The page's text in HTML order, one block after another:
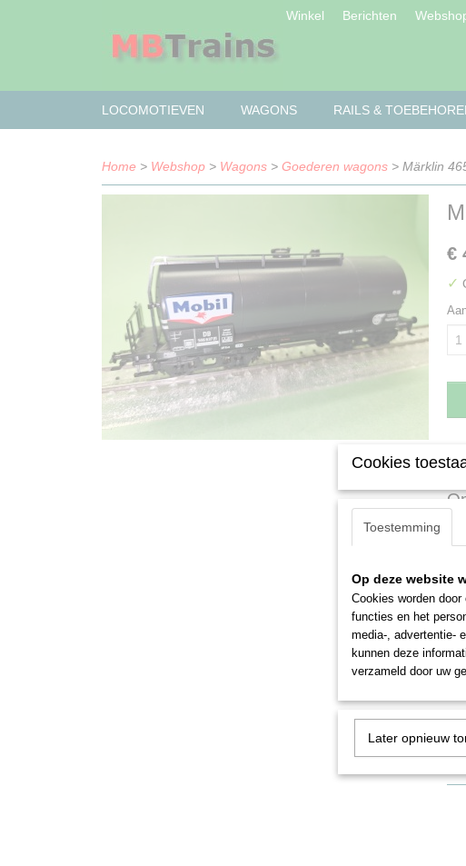
Winkel Berichten
LOCOMOTIEVEN WAGONS RAILS &
Home > Webshop > Wagons > Goederen wagons > Märklin
€
✓
Cookies
Toestemming
Op deze website
Cookies worden
functies en het
media-, advertentie-
kunnen deze
verzameld door uw
Later opnieuw